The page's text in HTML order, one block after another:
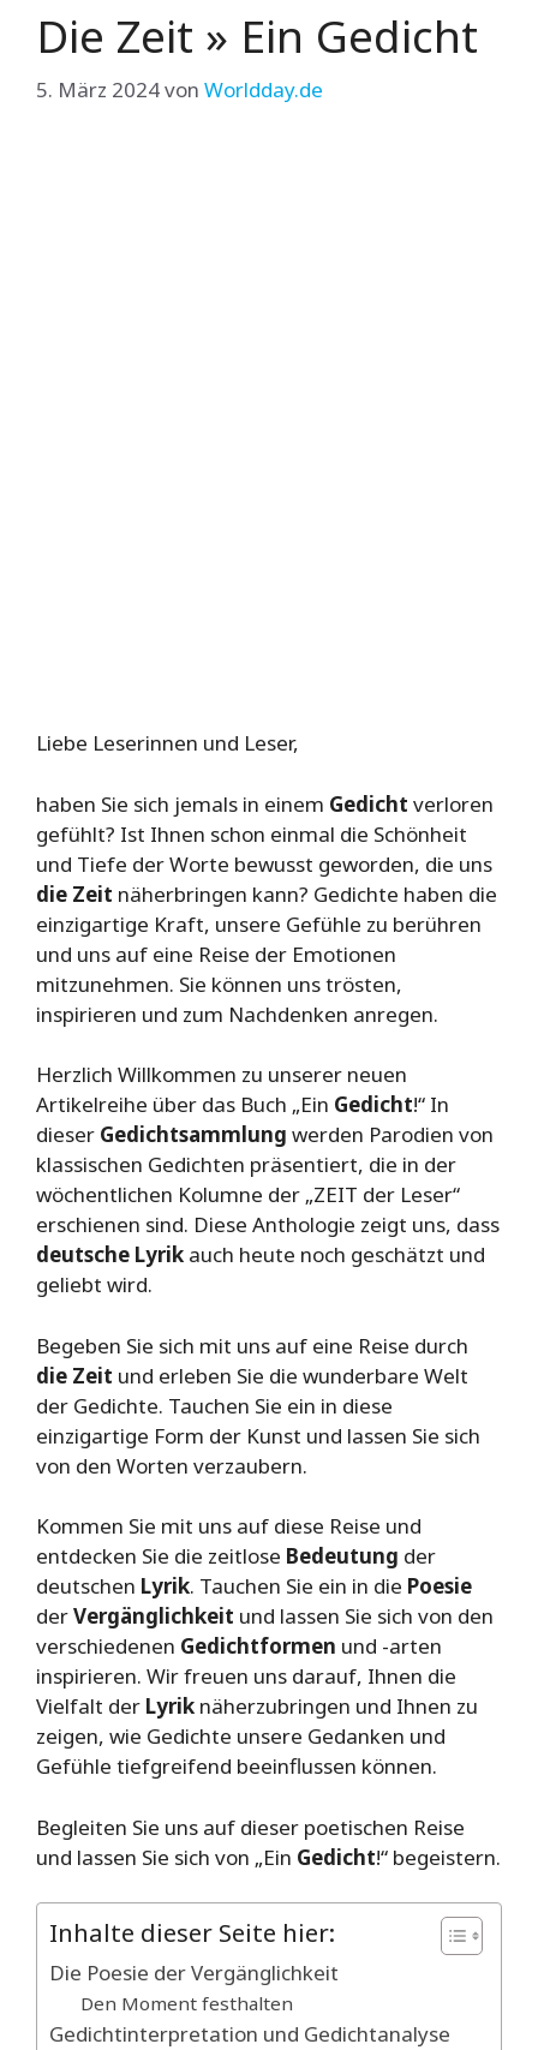
Die Zeit » Ein Gedicht
5. März 2024von Worldday.de
Liebe Leserinnen und Leser,
haben Sie sich jemals in einem Gedicht verloren
gefühlt? Ist Ihnen schon einmal die Schönheit
und Tiefe der Worte bewusst geworden, die uns
die Zeit näherbringen kann? Gedichte haben die
einzigartige Kraft, unsere Gefühle zu berühren
und uns auf eine Reise der Emotionen
mitzunehmen. Sie können uns trösten,
inspirieren und zum Nachdenken anregen.
Herzlich Willkommen zu unserer neuen
Artikelreihe über das Buch „Ein Gedicht!“ In
dieser Gedichtsammlung werden Parodien von
klassischen Gedichten präsentiert, die in der
wöchentlichen Kolumne der „ZEIT der Leser“
erschienen sind. Diese Anthologie zeigt uns, dass
deutsche Lyrik auch heute noch geschätzt und
geliebt wird.
Begeben Sie sich mit uns auf eine Reise durch
die Zeit und erleben Sie die wunderbare Welt
der Gedichte. Tauchen Sie ein in diese
einzigartige Form der Kunst und lassen Sie sich
von den Worten verzaubern.
Kommen Sie mit uns auf diese Reise und
entdecken Sie die zeitlose Bedeutung der
deutschen Lyrik. Tauchen Sie ein in die Poesie
derVergänglichkeit und lassen Sie sich von den
verschiedenen Gedichtformen und -arten
inspirieren. Wir freuen uns darauf, Ihnen die
Vielfalt der Lyrik näherzubringen und Ihnen zu
zeigen, wie Gedichte unsere Gedanken und
Gefühle tiefgreifend beeinflussen können.
Begleiten Sie uns auf dieser poetischen Reise
und lassen Sie sich von „Ein Gedicht!“ begeistern.
Inhalte dieser Seite hier:
Die Poesie der Vergänglichkeit
Den Moment festhalten
Gedichtinterpretation und Gedichtanalyse